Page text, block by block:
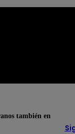
también en